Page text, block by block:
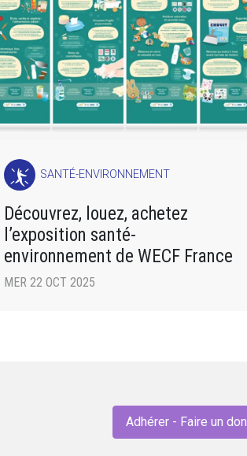
SANTÉ-ENVIRONNEMENT
Découvrez, louez, achetez
l’exposition santé-
environnement de WECF France
MER 22 OCT 2025
Adhérer - Faire un don